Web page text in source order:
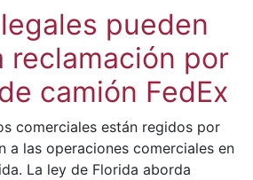
pueden
reclamación por
camión FedEx
comerciales están regidos por
a las operaciones comerciales en
La ley de Florida aborda